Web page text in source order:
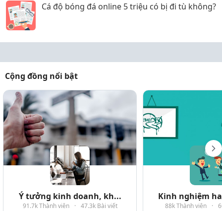
Cá độ bóng đá online 5 triệu có bị đi tù không?
Cộng đồng nổi bật
Ý tưởng kinh doanh, kh...
91.7k Thành viên · 47.3k Bài viết
Kinh nghiệm
88k Thành viên ·